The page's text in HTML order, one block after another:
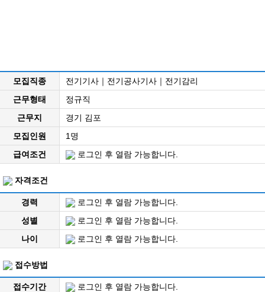
모집직종
전기기사｜전기공사기사｜전기감리
근무형태
정규직
근무지
경기 김포
모집인원
1명
급여조건
로그인 후 열람 가능합니다.
자격조건
경력
로그인 후 열람 가능합니다.
성별
로그인 후 열람 가능합니다.
나이
로그인 후 열람 가능합니다.
접수방법
접수기간 로그인 후 열람 가능합니다.